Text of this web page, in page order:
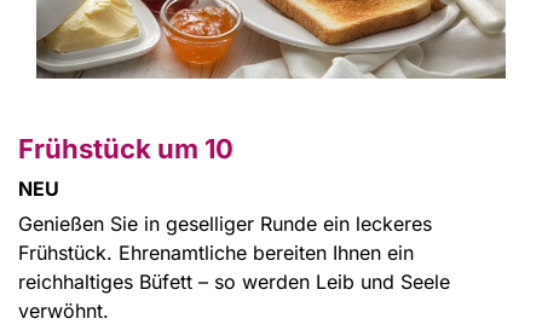
Frühstück um 10
NEU
Genießen Sie in geselliger Runde ein leckeres
Frühstück. Ehrenamtliche bereiten Ihnen ein
reichhaltiges Büfett – so werden Leib und Seele
verwöhnt.